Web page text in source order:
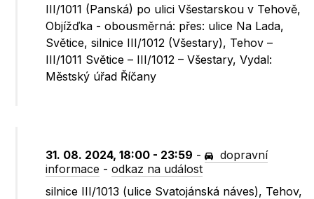
III/1011 (Panská) po ulici Všestarskou v Tehově,
Objížďka - obousměrná: přes: ulice Na Lada,
Světice, silnice III/1012 (Všestary), Tehov –
III/1011 Světice – III/1012 – Všestary, Vydal:
Městský úřad Říčany
31. 08. 2024, 18:00 - 23:59 -
dopravní
informace -odkaz na událost
silnice III/1013 (ulice Svatojánská náves), Tehov,